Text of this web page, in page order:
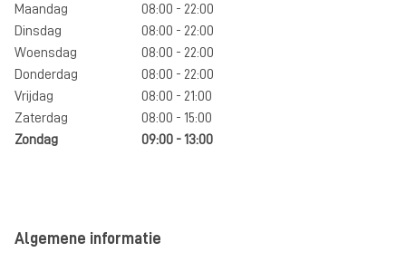
Maandag
08:00 - 22:00
Dinsdag
08:00 - 22:00
Woensdag
08:00 - 22:00
Donderdag
08:00 - 22:00
Vrijdag
08:00 - 21:00
Zaterdag
08:00 - 15:00
Zondag
09:00 - 13:00
Algemene informatie